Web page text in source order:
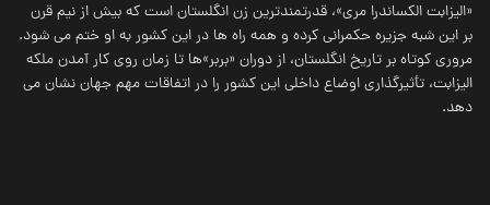
«الیزابت الکساندرا مری»، قدرتمندترین زن انگلستان است که بیش از نیم قرن
بر این شبه جزیره حکمرانی کرده و همه راه ها در این کشور به او ختم می شود.
مروری کوتاه بر تاریخ انگلستان،‌ از دوران «بربر»ها تا زمان روی کار آمدن ملکه
الیزابت، تأثیرگذاری اوضاع داخلی این کشور را در اتفاقات مهم جهان نشان می
دهد.